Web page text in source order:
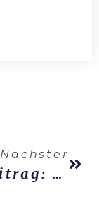
Nächster
Testbeitrag: Stressfrei Umziehen Mit Guter Planung